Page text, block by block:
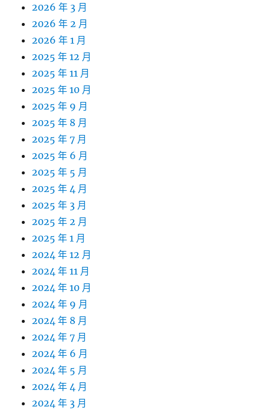
2026 年 3 月
2026 年 2 月
2026 年 1 月
2025 年 12 月
2025 年 11 月
2025 年 10 月
2025 年 9 月
2025 年 8 月
2025 年 7 月
2025 年 6 月
2025 年 5 月
2025 年 4 月
2025 年 3 月
2025 年 2 月
2025 年 1 月
2024 年 12 月
2024 年 11 月
2024 年 10 月
2024 年 9 月
2024 年 8 月
2024 年 7 月
2024 年 6 月
2024 年 5 月
2024 年 4 月
2024 年 3 月